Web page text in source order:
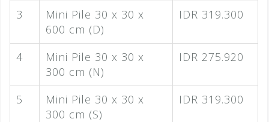
3
Mini Pile 30 x 30 x
600 cm (D)
IDR 319.300
4
Mini Pile 30 x 30 x
300 cm (N)
IDR 275.920
5
Mini Pile 30 x 30 x
300 cm (S)
IDR 319.300